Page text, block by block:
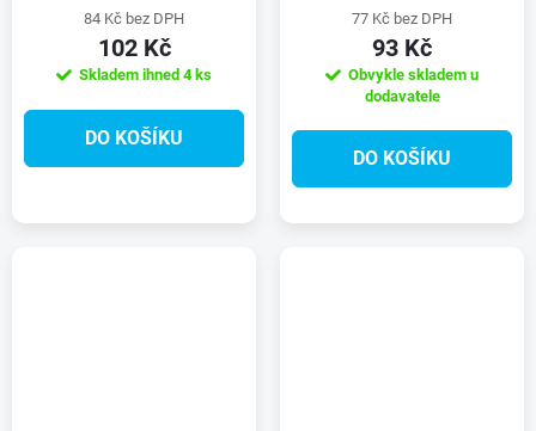
84 Kč bez DPH
102 Kč
Skladem ihned 4 ks
DO KOŠÍKU
77 Kč bez DPH
93 Kč
Obvykle skladem u
dodavatele
DO KOŠÍKU